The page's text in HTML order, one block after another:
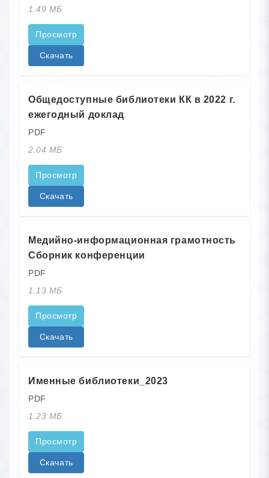
1.49 МБ
Просмотр
Скачать
Общедоступные библиотеки КК в 2022 г.
ежегодный доклад
PDF
2.04 МБ
Просмотр
Скачать
Медийно-информационная грамотность
Сборник конференции
PDF
1.13 МБ
Просмотр
Скачать
Именные библиотеки_2023
PDF
1.23 МБ
Просмотр
Скачать